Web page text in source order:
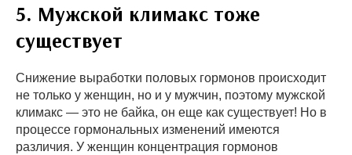
5. Мужской климакс тоже
существует
Снижение выработки половых гормонов происходит
не только у женщин, но и у мужчин, поэтому мужской
климакс — это не байка, он еще как существует! Но в
процессе гормональных изменений имеются
различия. У женщин концентрация гормонов